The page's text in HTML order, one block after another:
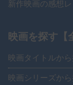
新作映画の感想
映画を探す【
映画タイトルか
映画シリーズから